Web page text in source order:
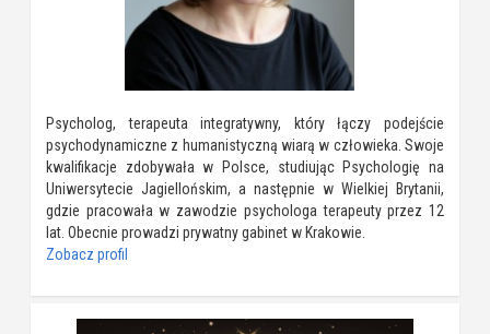
Psycholog, terapeuta integratywny, który łączy podejście
psychodynamiczne z humanistyczną wiarą w człowieka. Swoje
kwalifikacje zdobywała w Polsce, studiując Psychologię na
Uniwersytecie Jagiellońskim, a następnie w Wielkiej Brytanii,
gdzie pracowała w zawodzie psychologa terapeuty przez 12
lat. Obecnie prowadzi prywatny gabinet w Krakowie.
Zobacz profil